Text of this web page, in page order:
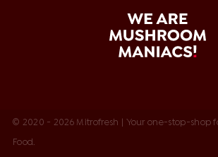
© 2020 - 2026 Mitrofresh | Your one-stop-shop
Food.